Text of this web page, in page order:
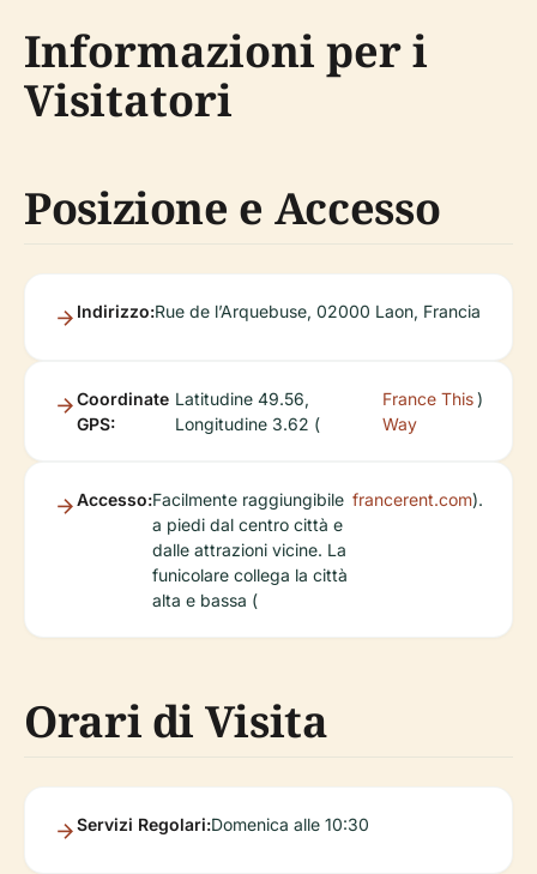
Informazioni per i
Visitatori
Posizione e Accesso
Indirizzo:Rue de l’Arquebuse, 02000 Laon, Francia
Coordinate
GPS:
Latitudine 49.56,
Longitudine 3.62 (
France This
Way
)
Accesso:Facilmente raggiungibile
a piedi dal centro città e
dalle attrazioni vicine. La
funicolare collega la città
alta e bassa (
francerent.com).
Orari di Visita
Servizi Regolari:Domenica alle 10:30